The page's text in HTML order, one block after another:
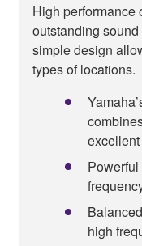
High performance
outstanding
simple design
types of locations.
high